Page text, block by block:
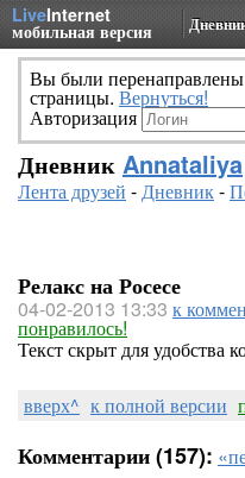
LiveInternet
мобильная версия
Вы были
страницы. Вернуться!
Авторизация
Дневник Annataliya
Лента друзей -Дневник-
Релакс на Росесе
04-02-2013 13:33 к
понравилось!
Текст скрыт для удобства
вверх^ к полной версии
Комментарии (157):